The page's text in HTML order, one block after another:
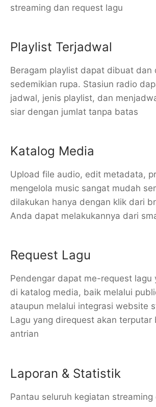
streaming dan request lagu
Playlist Terjadwal
Beragam playlist dapat dibuat dan
sedemikian rupa. Stasiun radio
jadwal, jenis playlist, dan
siar dengan jumlat tanpa batas
Katalog Media
Upload file audio, edit metadata,
mengelola music sangat mudah
dilakukan hanya dengan klik dari
Anda dapat melakukannya dari
Request Lagu
Pendengar dapat me-request lagu
di katalog media, baik melalui
ataupun melalui integrasi website
Lagu yang direquest akan terputar
antrian
Laporan & Statistik
Pantau seluruh kegiatan